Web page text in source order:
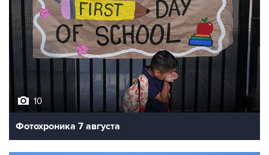
10
Фотохроника 7 августа